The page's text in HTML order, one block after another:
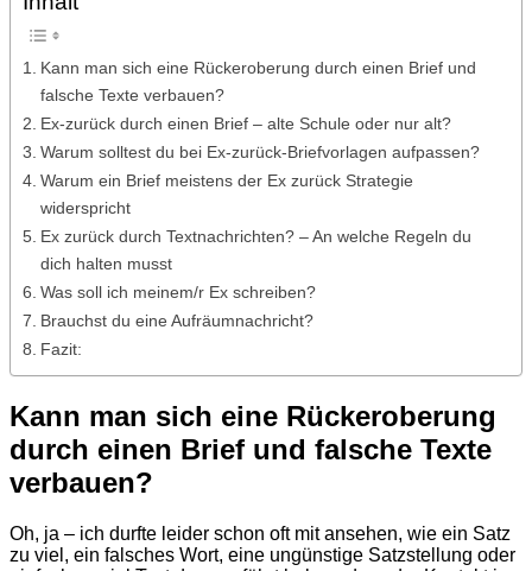
Kann man sich eine Rückeroberung durch einen Brief und
falsche Texte verbauen?
Ex-zurück durch einen Brief – alte Schule oder nur alt?
Warum solltest du bei Ex-zurück-Briefvorlagen aufpassen?
Warum ein Brief meistens der Ex zurück Strategie
widerspricht
Ex zurück durch Textnachrichten? – An welche Regeln du
dich halten musst
Was soll ich meinem/r Ex schreiben?
Brauchst du eine Aufräumnachricht?
Fazit:
Kann man sich eine Rückeroberung
durch einen Brief und falsche Texte
verbauen?
Oh, ja – ich durfte leider schon oft mit ansehen, wie ein Satz
zu viel, ein falsches Wort, eine ungünstige Satzstellung oder